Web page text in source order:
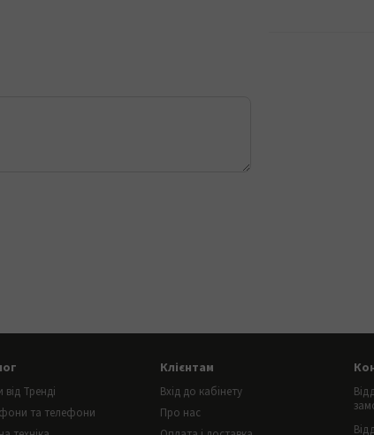
Тренді
та телефони
Клієнтам
Вхід до кабінету
Про нас